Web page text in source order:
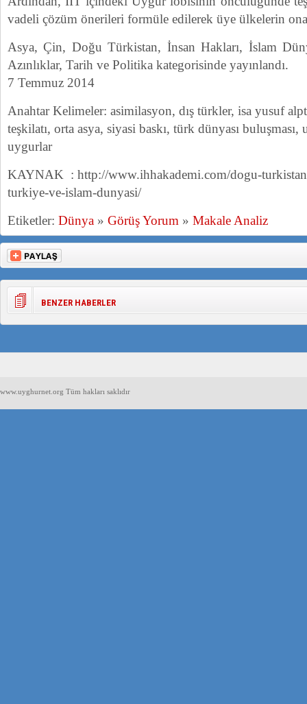
vadeli çözüm önerileri formüle edilerek üye ülkelerin
Asya, Çin, Doğu Türkistan, İnsan Hakları, İslam
Azınlıklar, Tarih ve Politika kategorisinde yayınlandı.
7 Temmuz 2014
Anahtar Kelimeler: asimilasyon, dış türkler, isa yusuf
teşkilatı, orta asya, siyasi baskı, türk dünyası buluşması,
uygurlar
KAYNAK : http://www.ihhakademi.com/dogu-
turkiye-ve-islam-dunyasi/
Etiketler: Dünya » Görüş Yorum » Makale Analiz
BENZER HABERLER
www.uyghurnet.org Tüm hakları saklıdır